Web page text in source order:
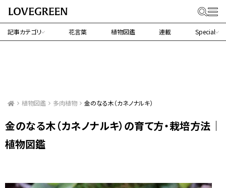
記事カテゴリ 花言葉 植物図鑑 連載 Special
植物図鑑 多肉植物 金のなる木（カネノナルキ）
金のなる木（カネノナルキ）の育て方・栽培方法｜
植物図鑑